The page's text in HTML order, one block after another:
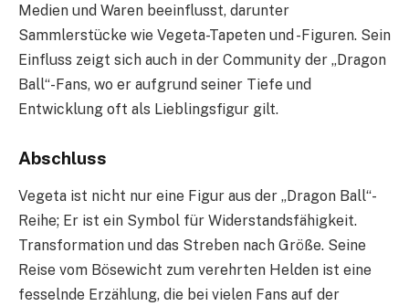
Medien und Waren beeinflusst, darunter
Sammlerstücke wie Vegeta-Tapeten und -Figuren. Sein
Einfluss zeigt sich auch in der Community der „Dragon
Ball“-Fans, wo er aufgrund seiner Tiefe und
Entwicklung oft als Lieblingsfigur gilt.
Abschluss
Vegeta ist nicht nur eine Figur aus der „Dragon Ball“-
Reihe; Er ist ein Symbol für Widerstandsfähigkeit.
Transformation und das Streben nach Größe. Seine
Reise vom Bösewicht zum verehrten Helden ist eine
fesselnde Erzählung, die bei vielen Fans auf der